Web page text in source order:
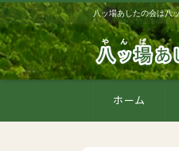
八ッ場あしたの会は八
ホーム